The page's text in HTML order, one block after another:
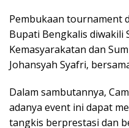
Pembukaan tournament
Bupati Bengkalis diwakili
Kemasyarakatan dan
Johansyah Syafri,
Dalam sambutannya,
adanya event ini dapat
tangkis berprestasi dan